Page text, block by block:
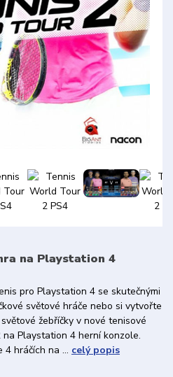
na Playstation 4
pro Playstation 4 se skutečnými
světové hráče nebo si vytvořte
žebříčky v nové tenisové
Playstation 4 herní konzole.
hráčích na ... celý popis